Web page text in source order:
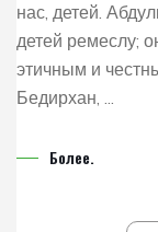
нас, детей.
детей ремеслу;
этичным и
Бедирхан, ...
Более.